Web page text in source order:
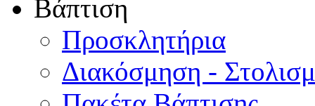
Βάπτιση
Προσκλητήρια
Διακόσμηση -